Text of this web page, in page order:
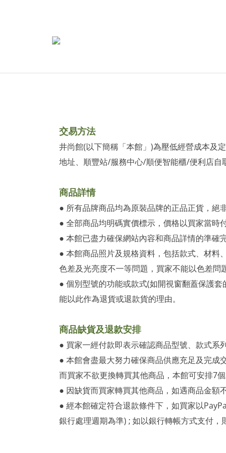
交易方法
井尚館(以下簡稱「本館」)為壓低經營成本及
地址、順豐站/服務中心/順便智能櫃/便利店自
商品詳情
● 所有品牌商品均為原裝品牌的正品正貨，絕
● 全部商品均明碼實價標示，價格以買家當時
● 本館已盡力確保網站內容和商品詳情的準確
● 本館商品照片及規格資料，包括款式、材料
色差及光亮度不一等問題，買家不能以色差問
● 個別型號的功能或款式(如開視窗翻蓋保護
能以此作為退貨或退款貨的理由。
商品缺貨及退款安排
● 買家一經付款即表示確認商品型號、款式系
● 本館會盡最大努力確保商品供應充足及完成
而買家不欲更換轉買其他商品，本館可安排7
● 因缺貨而買家轉買其他商品，如遇商品金額
● 經本館確定符合退款條件下，如買家以
銀行處理週期為準) ; 如以銀行轉帳方式支付，